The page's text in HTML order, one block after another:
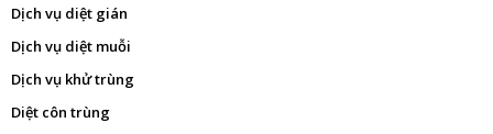
Dịch vụ diệt gián
Dịch vụ diệt muỗi
Dịch vụ khử trùng
Diệt côn trùng